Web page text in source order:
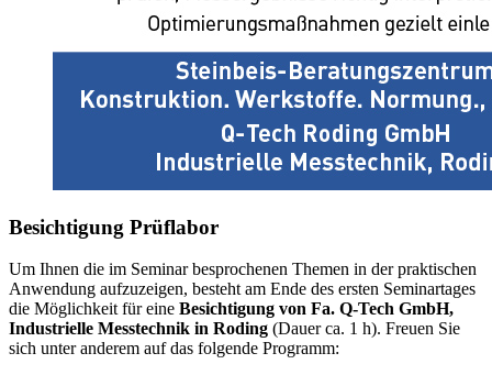
Besichtigung Prüflabor
Um Ihnen die im Seminar besprochenen Themen in der praktischen
Anwendung aufzuzeigen, besteht am Ende des ersten Seminartages
die Möglichkeit für eine Besichtigung von Fa. Q-Tech GmbH,
Industrielle Messtechnik in Roding (Dauer ca. 1 h). Freuen Sie
sich unter anderem auf das folgende Programm: